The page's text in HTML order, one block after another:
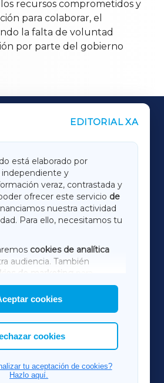
recursos comprometidos y
para colaborar, el
la falta de voluntad
por parte del gobierno
EDITORIAL XA
está elaborado por
independiente y
veraz, contrastada y
ofrecer este servicio de
nuestra actividad
Para ello, necesitamos tu
cookies de analítica
audiencia. También
de marketing
de terceros.
personalizar la elección de
permitir.
cookies
cookies
tu aceptación de cookies?
Hazlo aquí.
LUGOXA
TERRACHAXA
AMARIÑAXA
ACORUÑAXA
FERROLXA